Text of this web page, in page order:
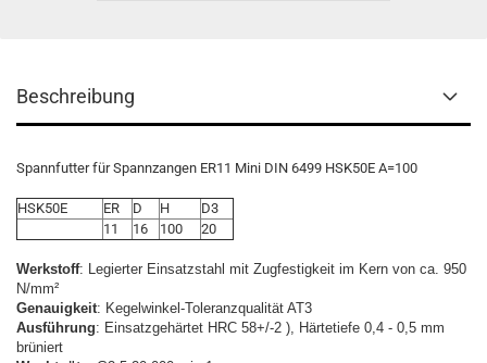
Beschreibung
Spannfutter für Spannzangen ER11 Mini DIN 6499 HSK50E A=100
HSK50E ER D H
D3
11
16 100 20
Werkstoff: Legierter Einsatzstahl mit Zugfestigkeit im Kern von ca. 950
N/mm²
Genauigkeit: Kegelwinkel-Toleranzqualität AT3
Ausführung: Einsatzgehärtet HRC 58+/-2 ), Härtetiefe 0,4 - 0,5 mm
brüniert